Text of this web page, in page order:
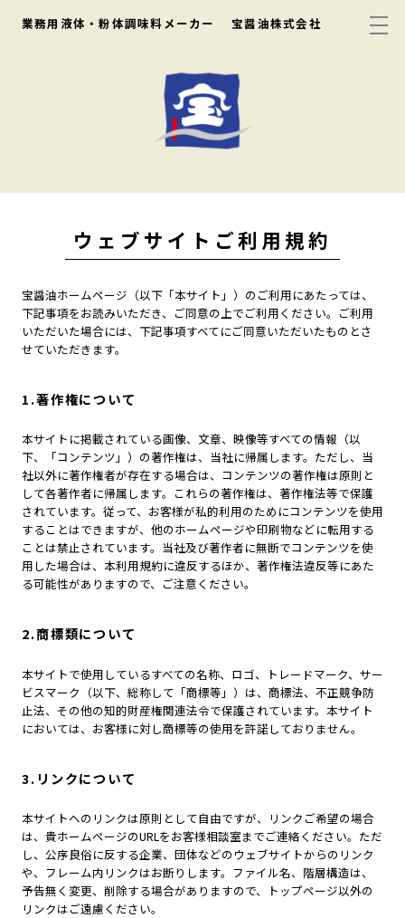
業務用液体・粉体調味料メーカー 宝醤油株式会社
ウェブサイトご利用規約
宝醤油ホームページ（以下「本サイト」）のご利用にあたっては、
下記事項をお読みいただき、ご同意の上でご利用ください。ご利用
いただいた場合には、下記事項すべてにご同意いただいたものとさ
せていただきます。
1.著作権について
本サイトに掲載されている画像、文章、映像等すべての情報（以
下、「コンテンツ」）の著作権は、当社に帰属します。ただし、当
社以外に著作権者が存在する場合は、コンテンツの著作権は原則と
して各著作者に帰属します。これらの著作権は、著作権法等で保護
されています。従って、お客様が私的利用のためにコンテンツを使用
することはできますが、他のホームページや印刷物などに転用する
ことは禁止されています。当社及び著作者に無断でコンテンツを使
用した場合は、本利用規約に違反するほか、著作権法違反等にあた
る可能性がありますので、ご注意ください。
2.商標類について
本サイトで使用しているすべての名称、ロゴ、トレードマーク、サー
ビスマーク（以下、総称して「商標等」）は、商標法、不正競争防
止法、その他の知的財産権関連法令で保護されています。本サイト
においては、お客様に対し商標等の使用を許諾しておりません。
3.リンクについて
本サイトへのリンクは原則として自由ですが、リンクご希望の場合
は、貴ホームページのURLをお客様相談室までご連絡ください。ただ
し、公序良俗に反する企業、団体などのウェブサイトからのリンク
や、フレーム内リンクはお断りします。ファイル名、階層構造は、
予告無く変更、削除する場合がありますので、トップページ以外の
リンクはご遠慮ください。